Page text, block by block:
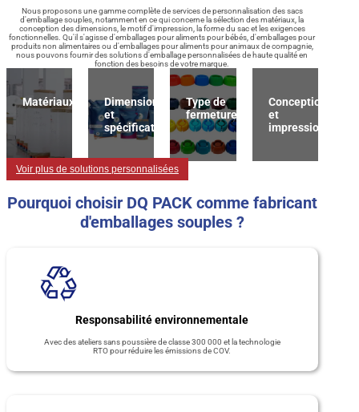
Nous proposons une gamme complète de services de personnalisation des sacs
d'emballage souples, notamment en ce qui concerne la sélection des matériaux, la
conception des dimensions, le motif d'impression, la forme du sac et les exigences
fonctionnelles. Qu'il s'agisse d'emballages pour aliments pour bébés, d'emballages pour
produits non alimentaires ou d'emballages pour aliments pour animaux de compagnie,
nous pouvons fournir des solutions d'emballage personnalisées de haute qualité en
fonction des besoins de votre marque.
Matériaux
Dimension
et
spécification
Type de
fermeture
Conception
et
impression
Voir plus de solutions personnalisées
Pourquoi choisir DQ PACK comme fabricant
d'emballages souples ?
Responsabilité environnementale
Avec des ateliers sans poussière de classe 300 000 et la technologie
RTO pour réduire les émissions de COV.